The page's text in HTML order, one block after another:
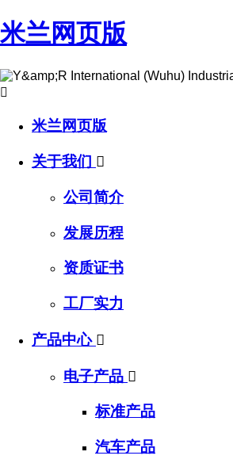
米兰网页版

米兰网页版
关于我们 
公司简介
发展历程
资质证书
工厂实力
产品中心 
电子产品 
标准产品
汽车产品